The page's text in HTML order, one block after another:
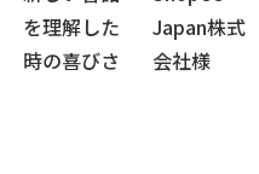
を理解した
時の喜びさ
Japan株式
会社様